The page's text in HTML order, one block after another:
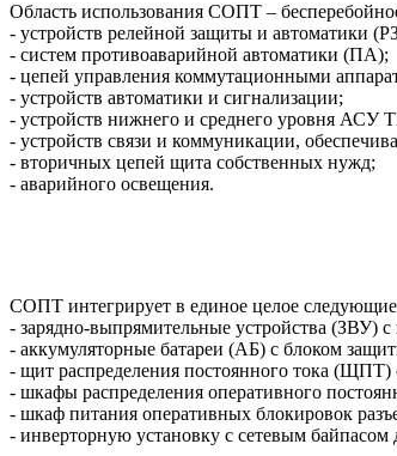
Область использования СОПТ –
- устройств релейной защиты и автоматики
- систем противоаварийной автоматики (ПА);
- цепей управления коммутационными
- устройств автоматики и сигнализации;
- устройств нижнего и среднего уровня АСУ
- устройств связи и коммуникации,
- вторичных цепей щита собственных нужд;
- аварийного освещения.
СОПТ интегрирует в единое целое
- зарядно-выпрямительные устройства (ЗВУ)
- аккумуляторные батареи (АБ) с блоком
- щит распределения постоянного тока
- шкафы распределения оперативного
- шкаф питания оперативных блокировок
- инверторную установку с сетевым